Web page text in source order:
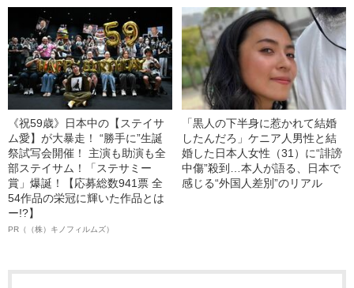
《祝59歳》日本中の【ステイサ
ム愛】が大暴走！ “勝手に”生誕
祭試写会開催！ 主演も助演も全
部ステイサム！「ステサミー
賞」爆誕！【応募総数941票 全
54作品の栄冠に輝いた作品とは
ー!?】
PR（（株）キノフィルムズ）
「黒人の下半身に惹かれて結婚
したんだろ」ケニア人男性と結
婚した日本人女性（31）に“誹謗
中傷”殺到…本人が語る、日本で
感じる“外国人差別”のリアル